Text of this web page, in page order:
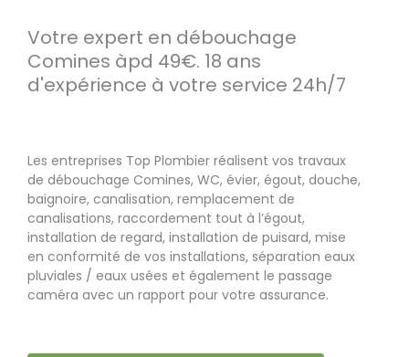
Votre expert en débouchage
Comines àpd 49€. 18 ans
d'expérience à votre service 24h/7
Les entreprises Top Plombier réalisent vos travaux
de débouchage Comines, WC, évier, égout, douche,
baignoire, canalisation, remplacement de
canalisations, raccordement tout à l’égout,
installation de regard, installation de puisard, mise
en conformité de vos installations, séparation eaux
pluviales / eaux usées et également le passage
caméra avec un rapport pour votre assurance.